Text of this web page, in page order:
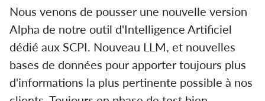
Nous venons de pousser une nouvelle version
Alpha de notre outil d'Intelligence Artificiel
dédié aux SCPI. Nouveau LLM, et nouvelles
bases de données pour apporter toujours plus
d'informations la plus pertinente possible à nos